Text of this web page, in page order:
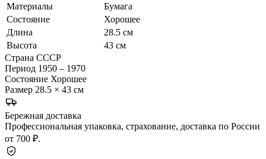
Материалы
Бумага
Состояние
Хорошее
Длина
28.5 см
Высота
43 см
Страна СССР
Период 1950 – 1970
Состояние Хорошее
Размер 28.5 × 43 см
Бережная доставка
Профессиональная упаковка, страхование, доставка по России
от 700 ₽.